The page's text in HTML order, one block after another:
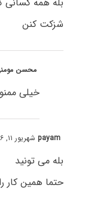
شزکت کنن
محسن
خیلی
payamشهریور ۱۱, ۱۳۹۶ at ۸:۴۷ ب٫ظ
بله می تونید
حتما همین کار